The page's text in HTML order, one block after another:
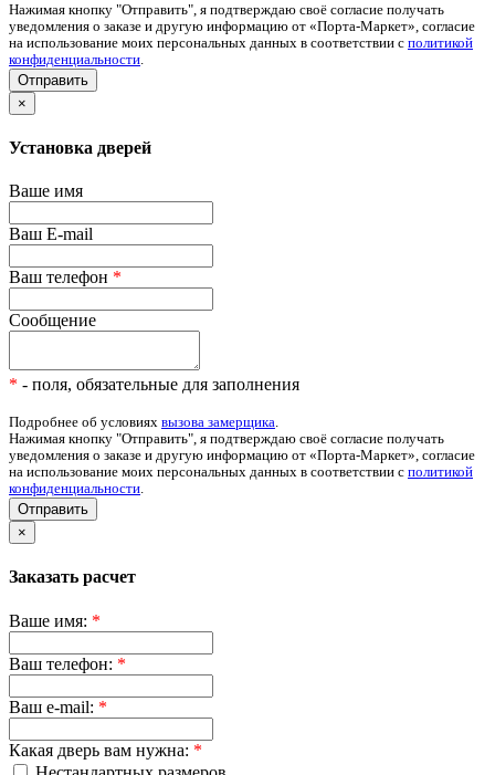
Нажимая кнопку "Отправить", я подтверждаю своё согласие получать
уведомления о заказе и другую информацию от «Порта-Маркет», согласие
на использование моих персональных данных в соответствии с политикой
конфиденциальности
×
Установка дверей
Ваше имя
Ваш E-mail
Ваш телефон *
Сообщение
* - поля, обязательные для заполнения
Подробнее об условиях вызова замерщика.
Нажимая кнопку "Отправить", я подтверждаю своё согласие получать
уведомления о заказе и другую информацию от «Порта-Маркет», согласие
на использование моих персональных данных в соответствии с политикой
конфиденциальности.
Отправить
×
Заказать расчет
Ваше имя: *
Ваш телефон: *
Ваш e-mail: *
Какая дверь вам нужна: *